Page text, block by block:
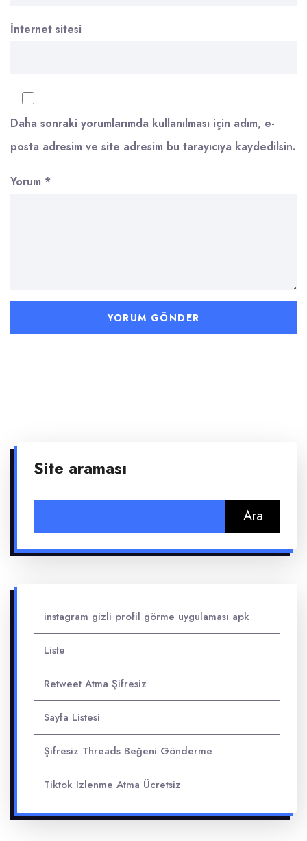
İnternet sitesi
Daha sonraki yorumlarımda kullanılması için adım, e-
posta adresim ve site adresim bu tarayıcıya kaydedilsin.
Yorum *
Site araması
instagram gizli profil görme uygulaması apk
Liste
Retweet Atma Şifresiz
Sayfa Listesi
Şifresiz Threads Beğeni Gönderme
Tiktok Izlenme Atma Ücretsiz